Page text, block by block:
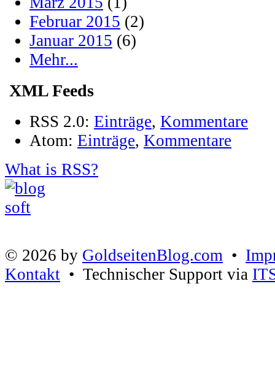
Februar 2015 (2)
Januar 2015 (6)
Mehr...
XML Feeds
RSS 2.0: Einträge, Kommentare
Atom: Einträge, Kommentare
What is RSS?
© 2026 by GoldseitenBlog.com •
Kontakt • Technischer Support via